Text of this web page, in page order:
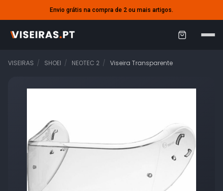
Envio grátis na compra de 2 ou mais artigos.
C
r
h
o
VISEIRAS SHOEI NEOTEC 2 Viseira Transparente